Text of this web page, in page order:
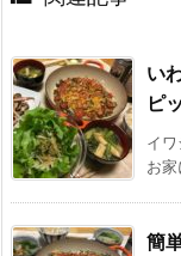
い
ピ
イ
お
簡